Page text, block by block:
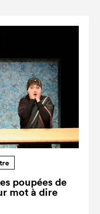
poupées de
mot à dire